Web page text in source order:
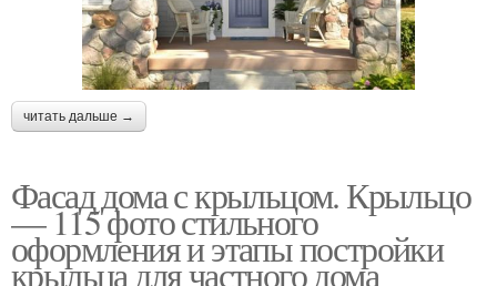
читать дальше →
Фасад дома с крыльцом. Крыльцо
— 115 фото стильного
оформления и этапы постройки
крыльца для частного дома